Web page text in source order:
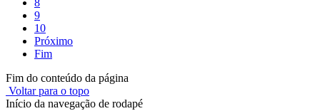
8
9
10
Próximo
Fim
Fim do conteúdo da página
Voltar para o topo
Início da navegação de rodapé